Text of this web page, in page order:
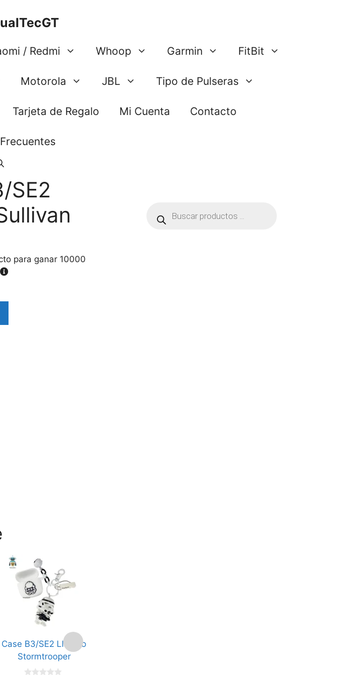
/ Redmi Whoop Garmin FitBit
Motorola JBL Tipo de Pulseras
Tarjeta de Regalo Mi Cuenta Contacto
SE2
para ganar 10000
Case B3/SE2 Llavero
Stormtrooper
productos